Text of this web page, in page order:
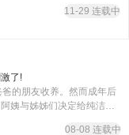
11-29 连载中
刺激了!
的朋友收养。然而成年后
姨与姊姊们决定给纯洁的
08-08 连载中